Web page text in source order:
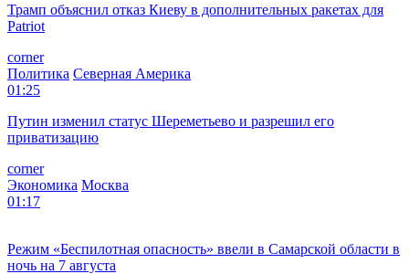
Трамп объяснил отказ Киеву в дополнительных ракетах для
Patriot
corner
Политика Северная Америка
01:25
Путин изменил статус Шереметьево и разрешил его
приватизацию
corner
Экономика Москва
01:17
Режим «Беспилотная опасность» ввели в Самарской области в
ночь на 7 августа